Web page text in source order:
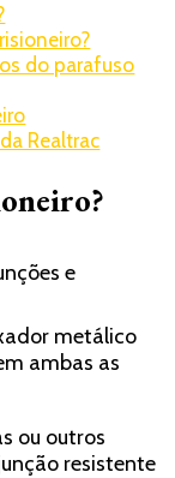
do parafuso
Realtrac
metálico
ambas as
ou outros
resistente